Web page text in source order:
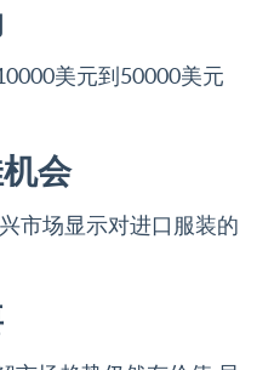
美元到50000美元
会
市场显示对进口服装的